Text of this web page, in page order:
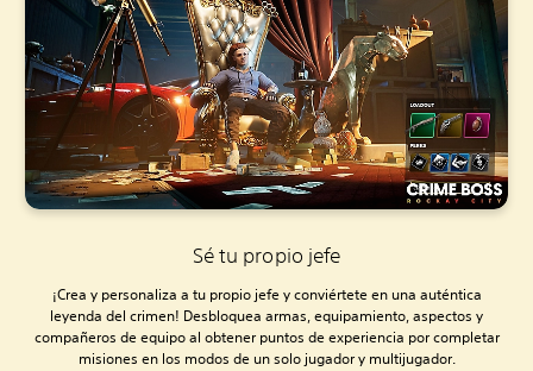
Sé tu propio jefe
¡Crea y personaliza a tu propio jefe y conviértete en una auténtica
leyenda del crimen! Desbloquea armas, equipamiento, aspectos y
compañeros de equipo al obtener puntos de experiencia por completar
misiones en los modos de un solo jugador y multijugador.